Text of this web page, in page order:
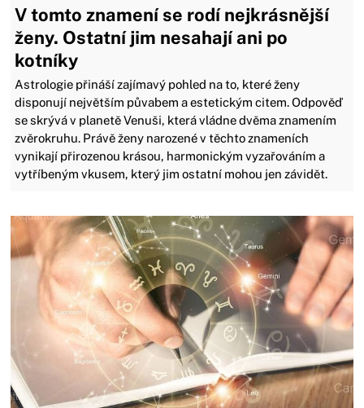
V tomto znamení se rodí nejkrásnější
ženy. Ostatní jim nesahají ani po
kotníky
Astrologie přináší zajímavý pohled na to, které ženy
disponují největším půvabem a estetickým citem. Odpověď
se skrývá v planetě Venuši, která vládne dvěma znamením
zvěrokruhu. Právě ženy narozené v těchto znameních
vynikají přirozenou krásou, harmonickým vyzařováním a
vytříbeným vkusem, který jim ostatní mohou jen závidět.